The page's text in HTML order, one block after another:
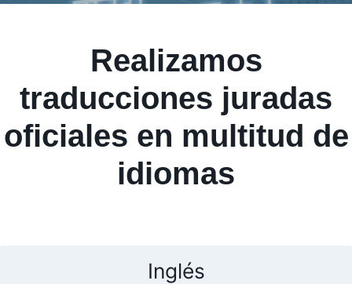
Realizamos
traducciones juradas
oficiales en multitud de
idiomas
Inglés